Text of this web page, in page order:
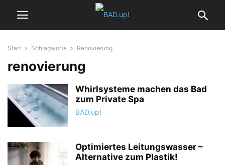
Start Schlagworte Renovierung
renovierung
Whirlsysteme machen das Bad
zum Private Spa
BAD.up!
Optimiertes Leitungswasser –
Alternative zum Plastik!